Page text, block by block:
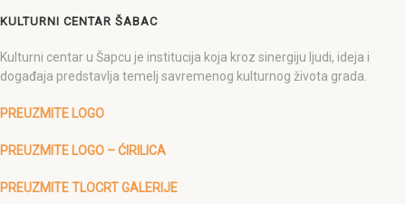
KULTURNI CENTAR ŠABAC
Kulturni centar u Šapcu je institucija koja kroz sinergiju ljudi, ideja i
događaja predstavlja temelj savremenog kulturnog života grada.
PREUZMITE LOGO
PREUZMITE LOGO – ĆIRILICA
PREUZMITE TLOCRT GALERIJE